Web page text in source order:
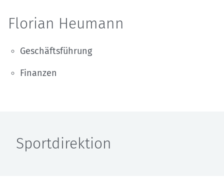
Florian Heumann
Geschäftsführung
Finanzen
Sportdirektion